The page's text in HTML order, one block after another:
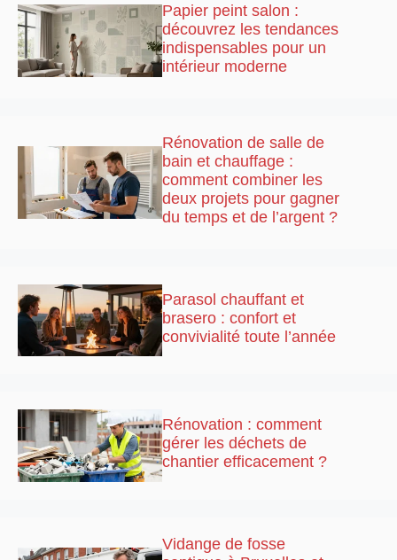
Papier peint salon :
découvrez les tendances
indispensables pour un
intérieur moderne
Rénovation de salle de
bain et chauffage :
comment combiner les
deux projets pour gagner
du temps et de l’argent ?
Parasol chauffant et
brasero : confort et
convivialité toute l’année
Rénovation : comment
gérer les déchets de
chantier efficacement ?
Vidange de fosse